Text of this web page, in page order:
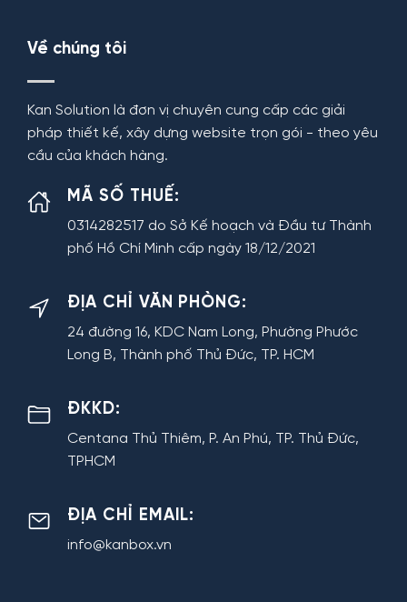
Về chúng tôi
Kan Solution là đơn vị chuyên cung cấp các giải
pháp thiết kế, xây dựng website trọn gói - theo yêu
cầu của khách hàng.
MÃ SỐ THUẾ:
0314282517 do Sở Kế hoạch và Đầu tư Thành
phố Hồ Chí Minh cấp ngày 18/12/2021
ĐỊA CHỈ VĂN PHÒNG:
24 đường 16, KDC Nam Long, Phường Phước
Long B, Thành phố Thủ Đức, TP. HCM
ĐKKD:
Centana Thủ Thiêm, P. An Phú, TP. Thủ Đức,
TPHCM
ĐỊA CHỈ EMAIL:
info@kanbox.vn